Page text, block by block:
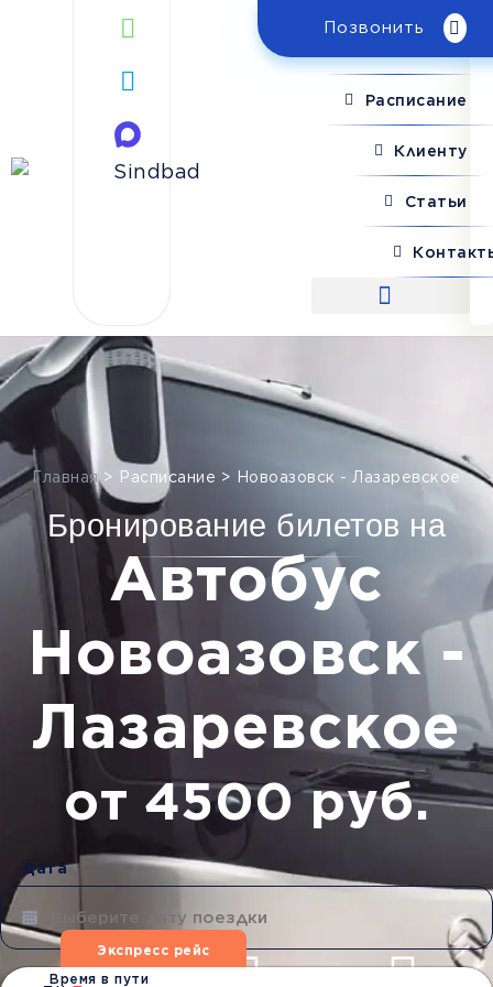
Позвонить
Расписание
Клиенту
Статьи
Главная> Расписание > Новоазовск - Лазаревское
Бронирование билетов на
Автобус
Новоазовск -
Лазаревское
от 4500 руб.
Дата
Экспресс рейс
Время в пути